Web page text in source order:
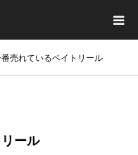
売れているベイトリール
ール